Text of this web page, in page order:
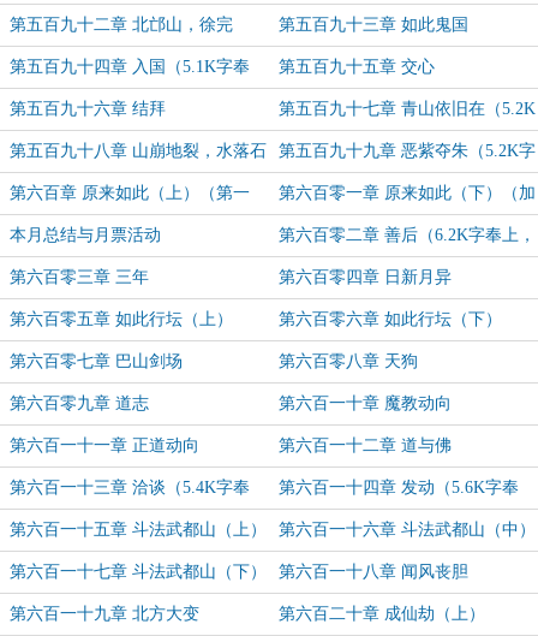
求月票支持~） 奉上，求月票支持~）
第五百九十二章 北邙山，徐完 第五百九十三章 如此鬼国
第五百九十四章 入国（5.1K字奉
上，求月票支持~）
第五百九十五章 交心
第五百九十六章 结拜 第五百九十七章 青山依旧在（5.2K
字奉上，求月票支持~）
第五百九十八章 山崩地裂，水落石
出（5.4K字，双倍月票期间求支持
~）
第五百九十九章 恶紫夺朱（5.2K字
奉上，双倍月票期间求支持~）
第六百章 原来如此（上）（第一
更，月末求月票支持~）
第六百零一章 原来如此（下）（加
更一章，月末求月票支持~）
本月总结与月票活动 第六百零二章 善后（6.2K字奉上，
月初求票支持~）
第六百零三章 三年 第六百零四章 日新月异
第六百零五章 如此行坛（上）
（5.2K字奉上，求月票支持~）
第六百零六章 如此行坛（下）
（5K字奉上，求月票支持~）
第六百零七章 巴山剑场 第六百零八章 天狗
第六百零九章 道志 第六百一十章 魔教动向
第六百一十一章 正道动向 第六百一十二章 道与佛
第六百一十三章 洽谈（5.4K字奉
上，求月票支持~）
第六百一十四章 发动（5.6K字奉
上，求月票支持~）
第六百一十五章 斗法武都山（上）
（5.2K字奉上，求月票支持~）
第六百一十六章 斗法武都山（中）
第六百一十七章 斗法武都山（下）
（5.4K字奉上，求月票支持~）
第六百一十八章 闻风丧胆
第六百一十九章 北方大变 第六百二十章 成仙劫（上）